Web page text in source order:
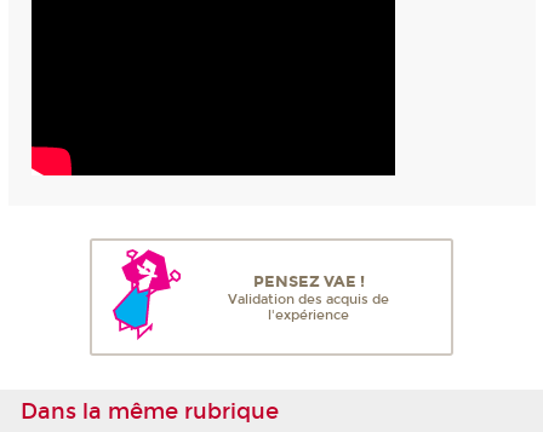
PENSEZ VAE !
Validation des acquis de
l'expérience
Dans la même rubrique